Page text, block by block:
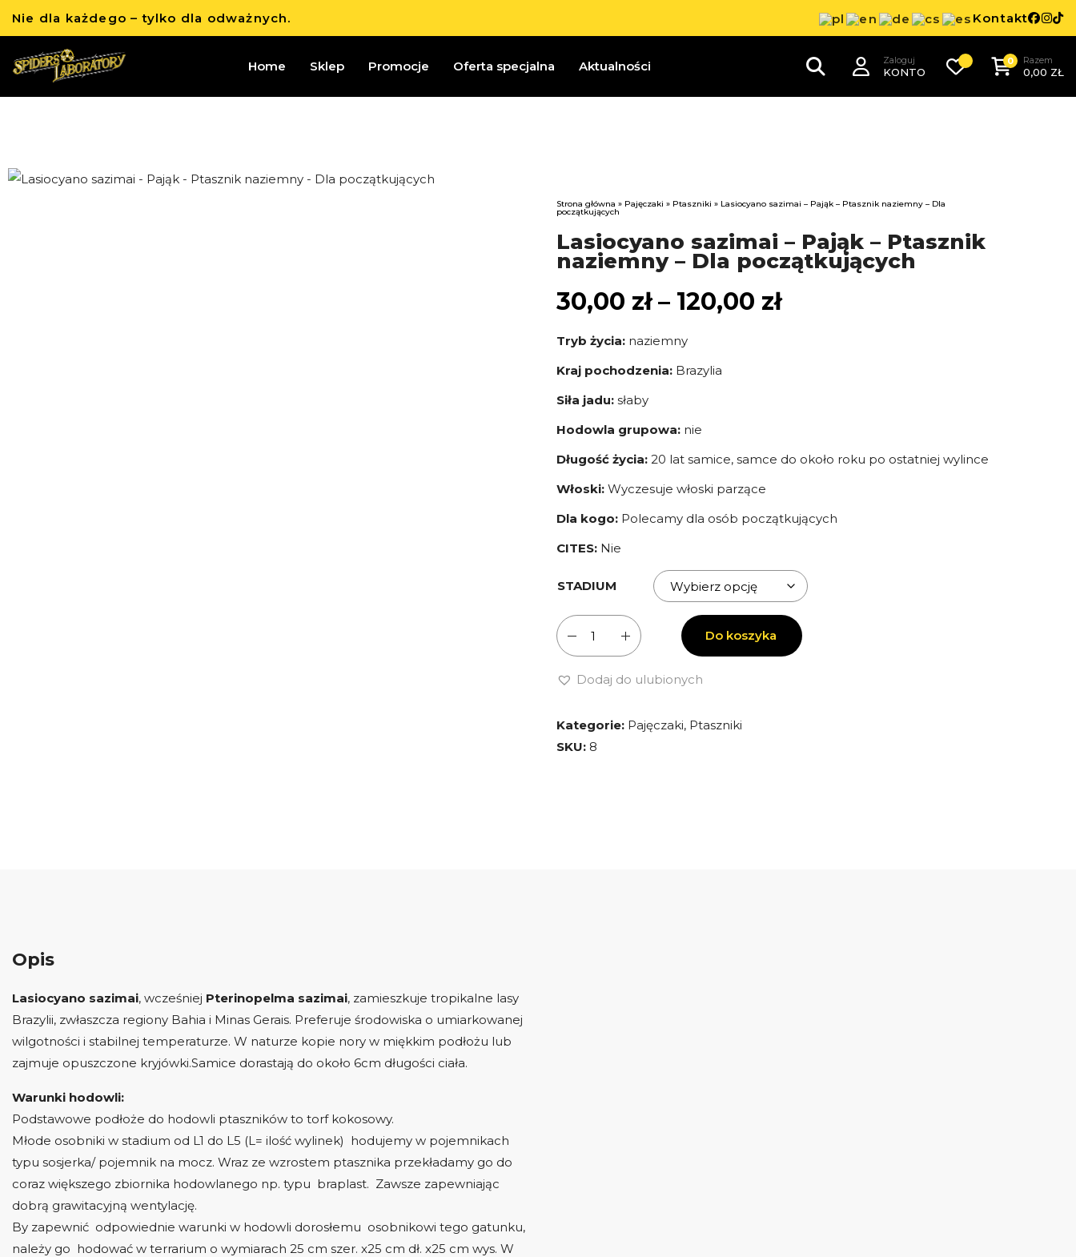
Nie dla każdego – tylko dla odważnych. Kontakt
Home Sklep Promocje Oferta specjalna Aktualności Zaloguj
KONTO
0 Razem
0,00 ZŁ
Strona główna » Pajęczaki » Ptaszniki » Lasiocyano sazimai – Pająk – Ptasznik naziemny – Dla
początkujących
Lasiocyano sazimai – Pająk – Ptasznik
naziemny – Dla początkujących
30,00 zł – 120,00 zł
Zakres
cen:
od
30,00 zł
do
Tryb życia: naziemny
Kraj pochodzenia: Brazylia
Siła jadu: słaby
Hodowla grupowa: nie
Długość życia: 20 lat samice, samce do około roku po ostatniej wylince
Włoski: Wyczesuje włoski parzące
Dla kogo: Polecamy dla osób początkujących
CITES: Nie
STADIUM
Lasiocyano
-
Ptasznik
Do koszyka
Dodaj do ulubionych
Kategorie: Pajęczaki, Ptaszniki
SKU: 8
Opis
Lasiocyano sazimai, wcześniej Pterinopelma sazimai, zamieszkuje tropikalne lasy
Brazylii, zwłaszcza regiony Bahia i Minas Gerais. Preferuje środowiska o umiarkowanej
wilgotności i stabilnej temperaturze. W naturze kopie nory w miękkim podłożu lub
zajmuje opuszczone kryjówki.Samice dorastają do około 6cm długości ciała.
Warunki hodowli:
Podstawowe podłoże do hodowli ptaszników to torf kokosowy.
Młode osobniki w stadium od L1 do L5 (L= ilość wylinek) hodujemy w pojemnikach
typu sosjerka/ pojemnik na mocz. Wraz ze wzrostem ptasznika przekładamy go do
coraz większego zbiornika hodowlanego np. typu braplast. Zawsze zapewniając
dobrą grawitacyjną wentylację.
By zapewnić odpowiednie warunki w hodowli dorosłemu osobnikowi tego gatunku,
należy go hodować w terrarium o wymiarach 25 cm szer. x25 cm dł. x25 cm wys. W